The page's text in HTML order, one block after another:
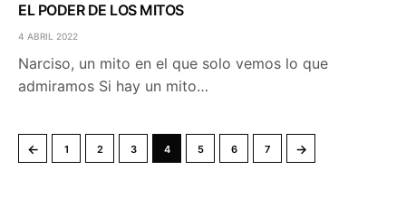
EL PODER DE LOS MITOS
4 ABRIL 2022
Narciso, un mito en el que solo vemos lo que
admiramos Si hay un mito…
← 1 2 3 4 5 6 7 →